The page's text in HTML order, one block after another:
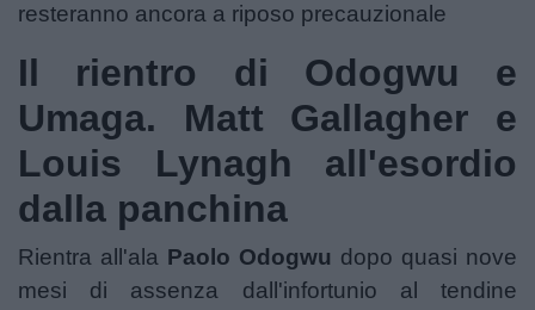
resteranno ancora a riposo precauzionale
Il rientro di Odogwu e
Umaga. Matt Gallagher e
Louis Lynagh all'esordio
dalla panchina
Rientra all'ala Paolo Odogwu dopo quasi nove
mesi di assenza dall'infortunio al tendine